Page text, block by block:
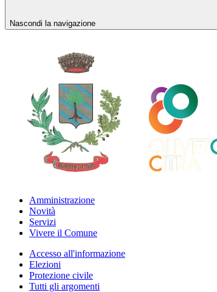
Nascondi la navigazione
Amministrazione
Novità
Servizi
Vivere il Comune
Accesso all'informazione
Elezioni
Protezione civile
Tutti gli argomenti